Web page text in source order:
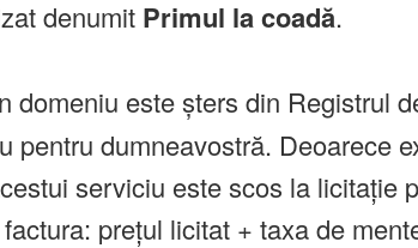
denumit Primul la coadă.
domeniu este șters din Registrul
pentru dumneavostră. Deoarece
serviciu este scos la licitație
prețul licitat + taxa de